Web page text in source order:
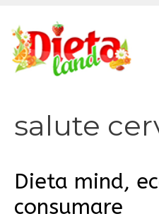
contenuto
salute
Dieta mind,
consumare